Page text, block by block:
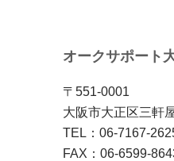
オークサポート
〒551-0001
大阪市大正区三軒
TEL：06-7167-
FAX：06-6599-